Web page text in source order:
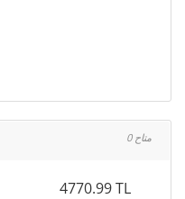
0 متاح
4770.99 TL